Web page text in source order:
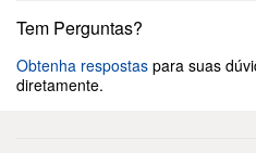
Tem Perguntas?
Obtenha respostas para suas
diretamente.